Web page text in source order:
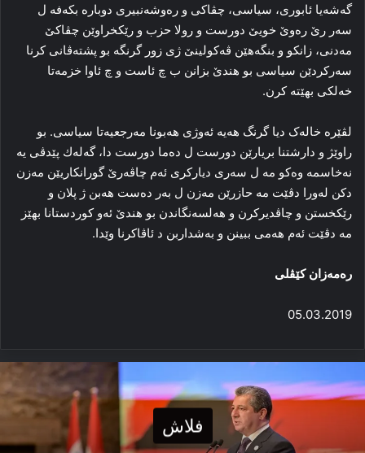
گەشەیا ئابوری، سیاسی، چڤاکی و رەوشەنبیری دوبارە بکەفە ل
سەر رێ رەوێ خویێ دورست و رولا حزب و رێکخراوێن چڤاکێ
مەدنی، زانکو و بنگەهێن ڤەکولینێ ژی زور گرنگە بو پشتەڤانی کرنا
سەرکردێن سیاسی بو هندێ بزانن ب چ ئاست و چ ئاوا خزمەتا
خەلکی بهێتە کرن.
لڤێرە خالەک دیا گرنگ هەیە ئەوژی هەبونا مەرجعیەتا سیاسی. بو
راوێژ و دارشتنا بریارێن دورست ل دەما دورست دا، گەلەك پێدڤی یە
نەخاسمە وەکو مە ل سەری دیارکری ئەم چاڤەرێ گورانکاریێن مەزن
دکن لەورا دڤێت مە حازرێن مەزن ل بەر دەست هەبن ژ پلان و
رێکخستن و چاڤدیرکرن و هەلسەنگاندن بو هندێ ئەو کوردستانا بهێز
مە دڤێت ئەم هەمی ببینن و بەشداربن د ئاڤاکرنا وێدا.
رەمەزان كێڤلی
05.03.2019
فلاش